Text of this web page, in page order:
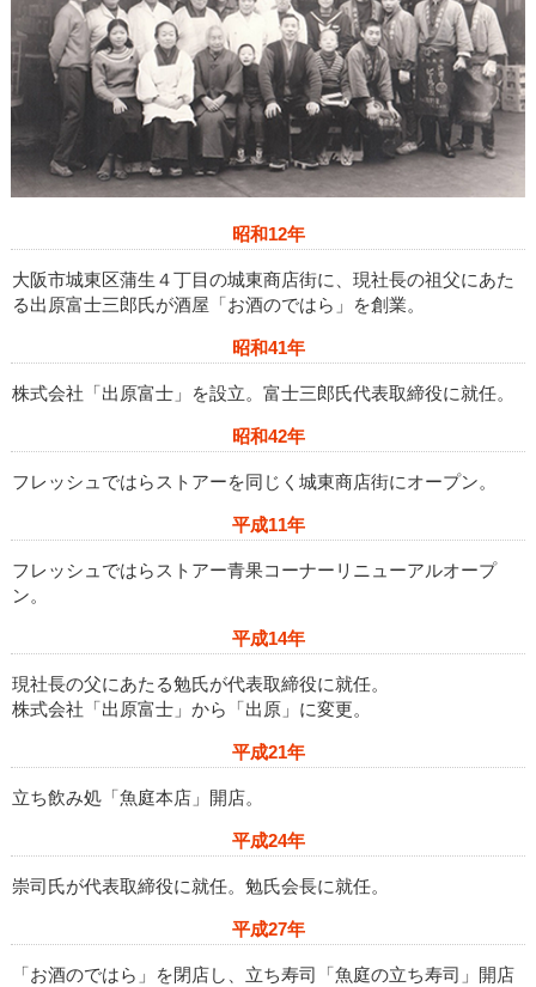
昭和12年
大阪市城東区蒲生４丁目の城東商店街に、現社長の祖父にあた
る出原富士三郎氏が酒屋「お酒のではら」を創業。
昭和41年
株式会社「出原富士」を設立。富士三郎氏代表取締役に就任。
昭和42年
フレッシュではらストアーを同じく城東商店街にオープン。
平成11年
フレッシュではらストアー青果コーナーリニューアルオープ
ン。
平成14年
現社長の父にあたる勉氏が代表取締役に就任。
株式会社「出原富士」から「出原」に変更。
平成21年
立ち飲み処「魚庭本店」開店。
平成24年
崇司氏が代表取締役に就任。勉氏会長に就任。
平成27年
「お酒のではら」を閉店し、立ち寿司「魚庭の立ち寿司」開店